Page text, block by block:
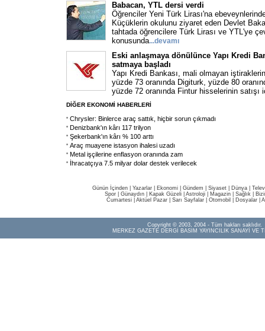
Babacan, YTL dersi verdi
Öğrenciler Yeni Türk Lirası'na
Küçüklerin okulunu ziyaret eden Devlet
tahtada öğrencilere Türk Lirası ve YTL'ye
konusunda...devamı
Eski anlaşmaya dönülünce Yapı Kredi
satmaya başladı
Yapı Kredi Bankası, mali olmayan
yüzde 73 oranında Digiturk, yüzde 80
yüzde 72 oranında Fintur hisselerinin satışı
DİĞER EKONOMİ HABERLERİ
Chrysler: Binlerce araç sattık, hiçbir sorun çıkmadı
Denizbank'ın kârı 117 trilyon
Şekerbank'ın kârı % 100 arttı
Araç muayene istasyon ihalesi uzadı
Metal işçilerine enflasyon oranında zam
İhracatçıya 7.5 milyar dolar destek verilecek
Günün İçinden Yazarlar Ekonomi Gündem Siyaset Dünya |
Spor
Günaydın Kapak Güzeli Astroloji Magazin Sağlık
Cumartesi| Aktüel Pazar| Sarı Sayfalar| Otomobil Dosyalar|
Copyright © 2003, 2004 - Tüm hakları saklıdır.
MERKEZ GAZETE DERGİ BASIM YAYINCILIK SANAYİ VE